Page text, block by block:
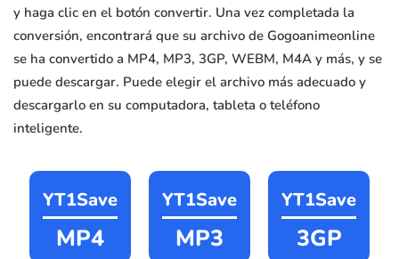
y haga clic en el botón convertir. Una vez completada la
conversión, encontrará que su archivo de Gogoanimeonline
se ha convertido a MP4, MP3, 3GP, WEBM, M4A y más, y se
puede descargar. Puede elegir el archivo más adecuado y
descargarlo en su computadora, tableta o teléfono
inteligente.
YT1Save
MP4
YT1Save
MP3
YT1Save
3GP